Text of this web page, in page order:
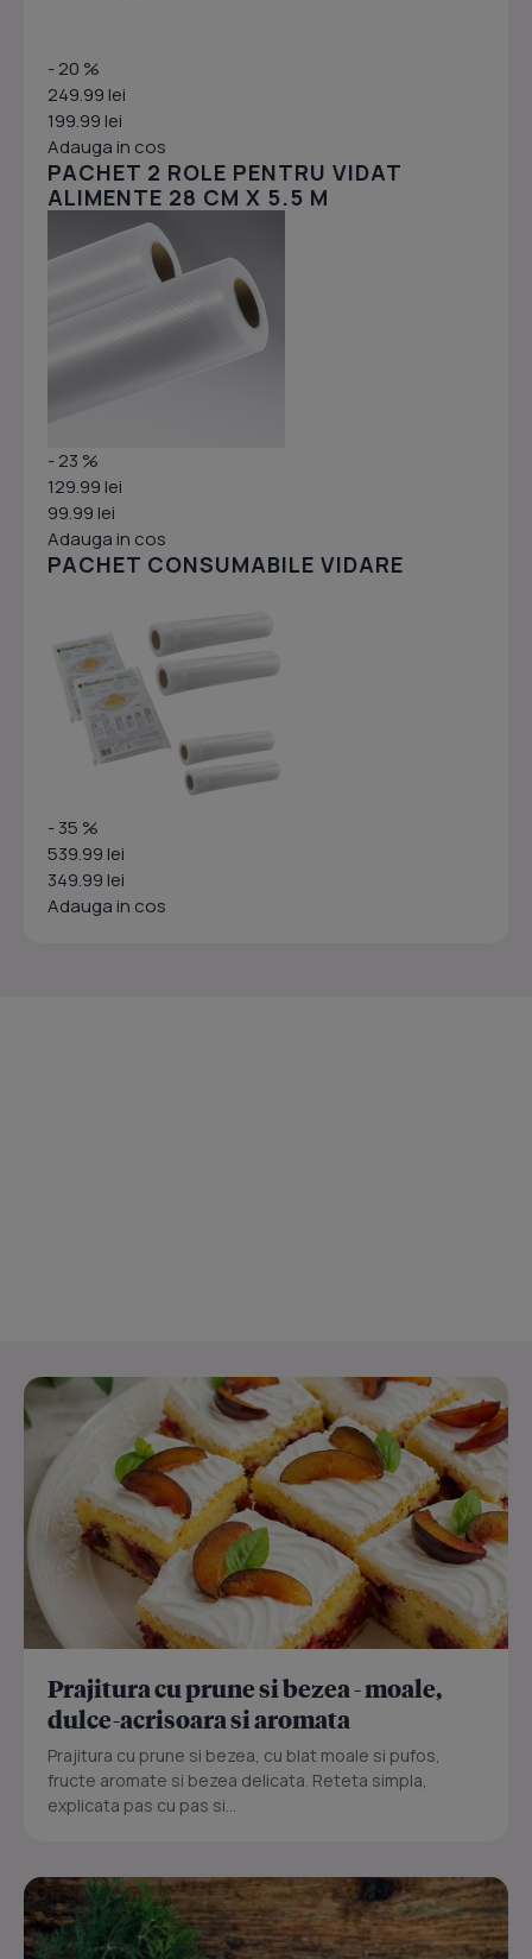
- 20 %
249.99 lei
199.99 lei
Adauga in cos
PACHET 2 ROLE PENTRU VIDAT
ALIMENTE 28 CM X 5.5 M
- 23 %
129.99 lei
99.99 lei
Adauga in cos
PACHET CONSUMABILE VIDARE
- 35 %
539.99 lei
349.99 lei
Adauga in cos
Prajitura cu prune si bezea - moale,
dulce-acrisoara si aromata
Prajitura cu prune si bezea, cu blat moale si pufos,
fructe aromate si bezea delicata. Reteta simpla,
explicata pas cu pas si...